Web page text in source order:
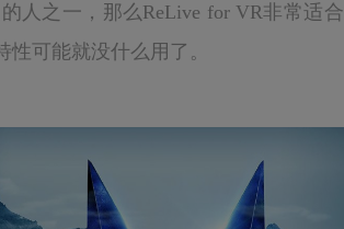
人之一，那么ReLive for VR非常适
性可能就没什么用了。